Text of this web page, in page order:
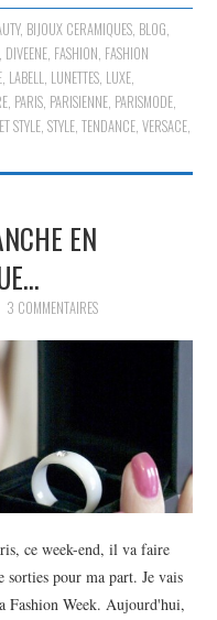
, BIJOUX CERAMIQUES, BLOG,
, DIVEENE, FASHION, FASHION
, LABELL, LUNETTES, LUXE,
, PARIS, PARISIENNE, PARISMODE,
STYLE,STYLE,TENDANCE,VERSACE,
EN
3 COMMENTAIRES
ce week-end, il va faire
sorties pour ma part. Je vais
Fashion Week. Aujourd'hui,